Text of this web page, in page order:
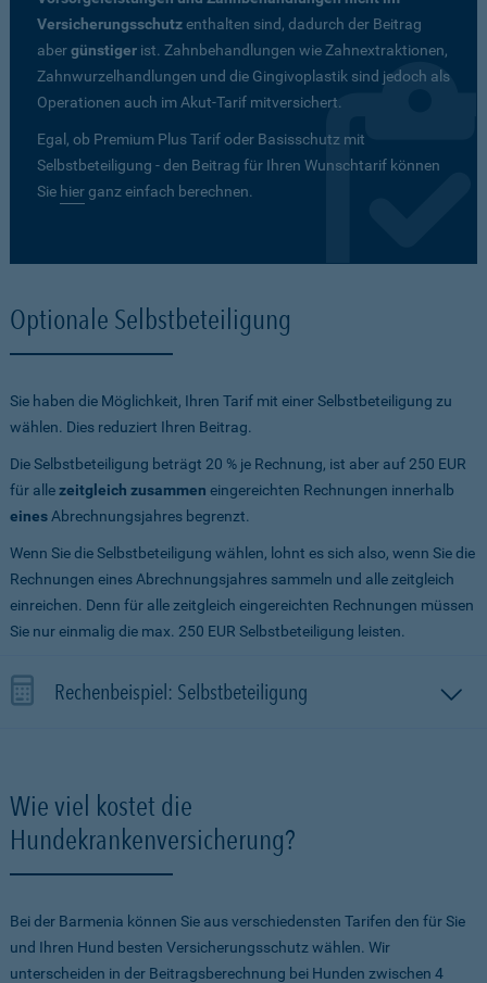
Versicherungsschutzenthalten sind, dadurch der Beitrag
abergünstiger ist. Zahnbehandlungen wie Zahnextraktionen,
Zahnwurzelhandlungen und die Gingivoplastik sind jedoch als
Operationen auch im Akut-Tarif mitversichert.
Egal, ob Premium Plus Tarif oder Basisschutz mit
Selbstbeteiligung - den Beitrag für Ihren Wunschtarif können
Sie hierganz einfach berechnen.
Optionale Selbstbeteiligung
Sie haben die Möglichkeit, Ihren Tarif mit einer Selbstbeteiligung zu
wählen. Dies reduziert Ihren Beitrag.
Die Selbstbeteiligung beträgt 20 % je Rechnung, ist aber auf 250 EUR
für allezeitgleich zusammen eingereichten Rechnungen innerhalb
eines Abrechnungsjahres begrenzt.
Wenn Sie die Selbstbeteiligung wählen, lohnt es sich also, wenn Sie die
Rechnungen eines Abrechnungsjahres sammeln und alle zeitgleich
einreichen. Denn für alle zeitgleich eingereichten Rechnungen müssen
Sie nur einmalig die max. 250 EUR Selbstbeteiligung leisten.
Rechenbeispiel: Selbstbeteiligung
Wie viel kostet die
Hundekrankenversicherung?
Bei der Barmenia können Sie aus verschiedensten Tarifen den für Sie
und Ihren Hund besten Versicherungsschutz wählen. Wir
unterscheiden in der Beitragsberechnung bei Hunden zwischen 4